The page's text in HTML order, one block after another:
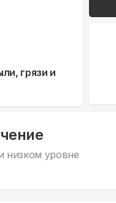
грязи и
низком уровне